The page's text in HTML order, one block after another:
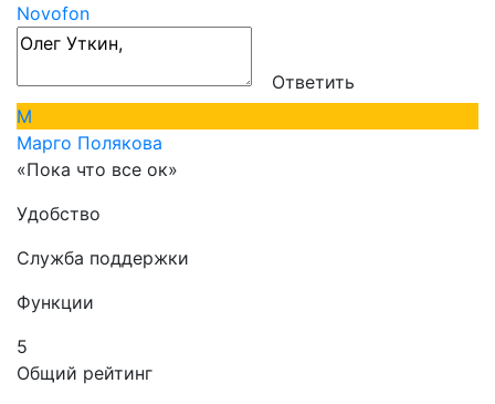
Novofon
Ответить
М
Марго Полякова
«Пока что все ок»
Удобство
Служба поддержки
Функции
5
Общий рейтинг